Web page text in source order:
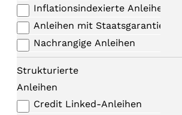
Inflationsindexierte Anleihen
Anleihen mit Staatsgarantie
Nachrangige Anleihen
Strukturierte
Anleihen
Credit Linked-Anleihen